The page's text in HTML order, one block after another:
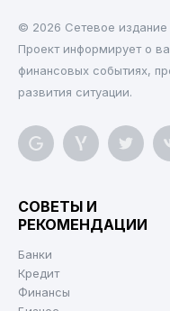
© 2026 Cетевое
Проект информирует о
финансовых событиях,
развития ситуации.
СОВЕТЫ И
РЕКОМЕНДАЦИИ
Банки
Кредит
Финансы